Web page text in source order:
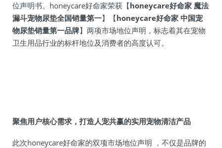
位声明书。honeycare好命家荣获【honeycare好命家 魔法
漏斗宠物尿垫全国销量第一】【honeycare好命家 中国宠
物尿垫销量第一品牌】两项市场地位声明，标志着其在宠物
卫生用品行业的标杆地位及消费者的高度认可。
聚焦用户核心需求，打造人宠共赢的实用宠物清洁产品
此次honeycare好命家的双项市场地位声明 ，不仅是品牌的